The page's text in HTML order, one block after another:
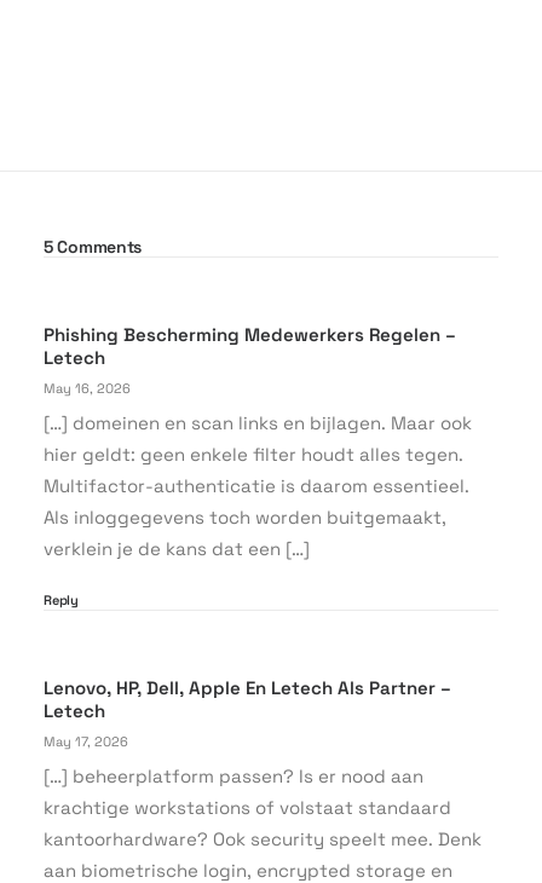
5 Comments
Phishing Bescherming Medewerkers Regelen –
Letech
May 16, 2026
[…] domeinen en scan links en bijlagen. Maar ook
hier geldt: geen enkele filter houdt alles tegen.
Multifactor-authenticatie is daarom essentieel.
Als inloggegevens toch worden buitgemaakt,
verklein je de kans dat een […]
Reply
Lenovo, HP, Dell, Apple En Letech Als Partner –
Letech
May 17, 2026
[…] beheerplatform passen? Is er nood aan
krachtige workstations of volstaat standaard
kantoorhardware? Ook security speelt mee. Denk
aan biometrische login, encrypted storage en